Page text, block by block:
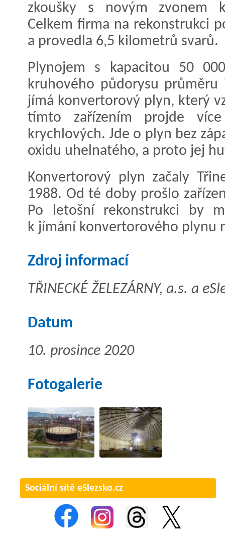
zkoušky s novým zvonem
Celkem firma na rekonstrukci
a provedla 6,5 kilometrů svarů.
Plynojem s kapacitou 50
kruhového půdorysu
jímá konvertorový plyn, který
tímto zařízením projde
krychlových. Jde o plyn bez
oxidu uhelnatého, a proto jej
Konvertorový plyn začaly
1988. Od té doby prošlo
Po letošní rekonstrukci by
k jímání konvertorového plynu
Zdroj informací
TŘINECKÉ ŽELEZÁRNY, a.s. a
Datum
10. prosince 2020
Fotogalerie
Sociální sítě eSlezsko.cz